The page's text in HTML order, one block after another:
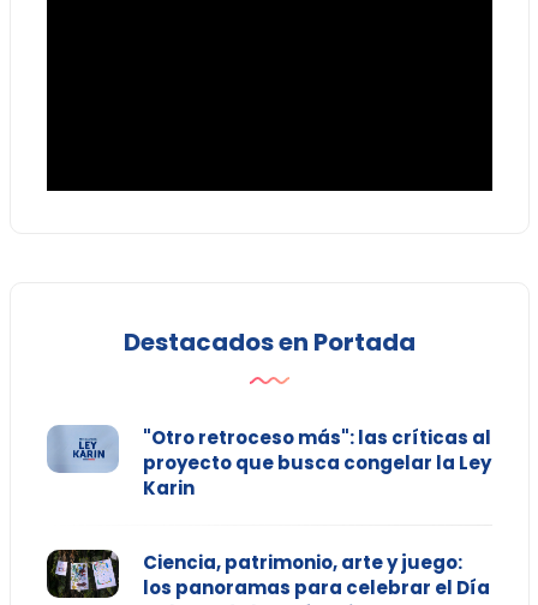
Destacados en Portada
"Otro retroceso más": las críticas al
proyecto que busca congelar la Ley
Karin
Ciencia, patrimonio, arte y juego:
los panoramas para celebrar el Día